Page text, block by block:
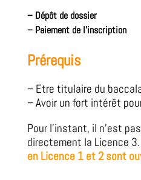
–Dépôt de dossier
– Paiement de l’inscription
Prérequis
– Etre titulaire du
– Avoir un fort intérêt
Pour l’instant, il n’est
directement la Licence 3.
en Licence 1 et 2 sont